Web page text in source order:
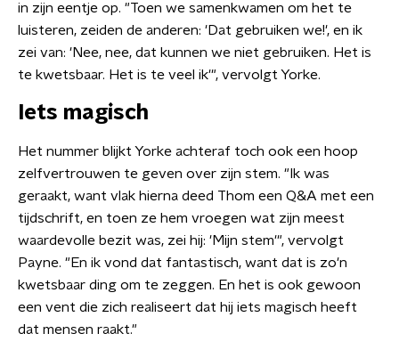
in zijn eentje op. "Toen we samenkwamen om het te
luisteren, zeiden de anderen: 'Dat gebruiken we!', en ik
zei van: 'Nee, nee, dat kunnen we niet gebruiken. Het is
te kwetsbaar. Het is te veel ik'", vervolgt Yorke.
Iets magisch
Het nummer blijkt Yorke achteraf toch ook een hoop
zelfvertrouwen te geven over zijn stem. "Ik was
geraakt, want vlak hierna deed Thom een Q&A met een
tijdschrift, en toen ze hem vroegen wat zijn meest
waardevolle bezit was, zei hij: 'Mijn stem'", vervolgt
Payne. "En ik vond dat fantastisch, want dat is zo'n
kwetsbaar ding om te zeggen. En het is ook gewoon
een vent die zich realiseert dat hij iets magisch heeft
dat mensen raakt."